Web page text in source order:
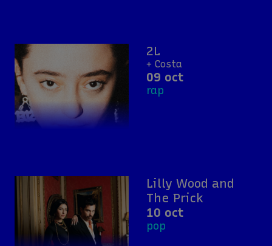
2L
+ Costa
09 oct
rap
Lilly Wood and
The Prick
10 oct
pop